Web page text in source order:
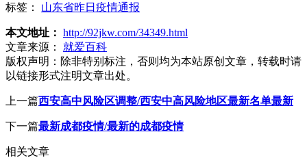
标签： 山东省昨日疫情通报
本文地址： http://92jkw.com/34349.html
文章来源：
就爱百科
版权声明： 除非特别标注，否则均为本站原创文章，转载时请
以链接形式注明文章出处。
上一篇西安高中风险区调整/西安中高风险地区最新名单最新
下一篇最新成都疫情/最新的成都疫情
相关文章